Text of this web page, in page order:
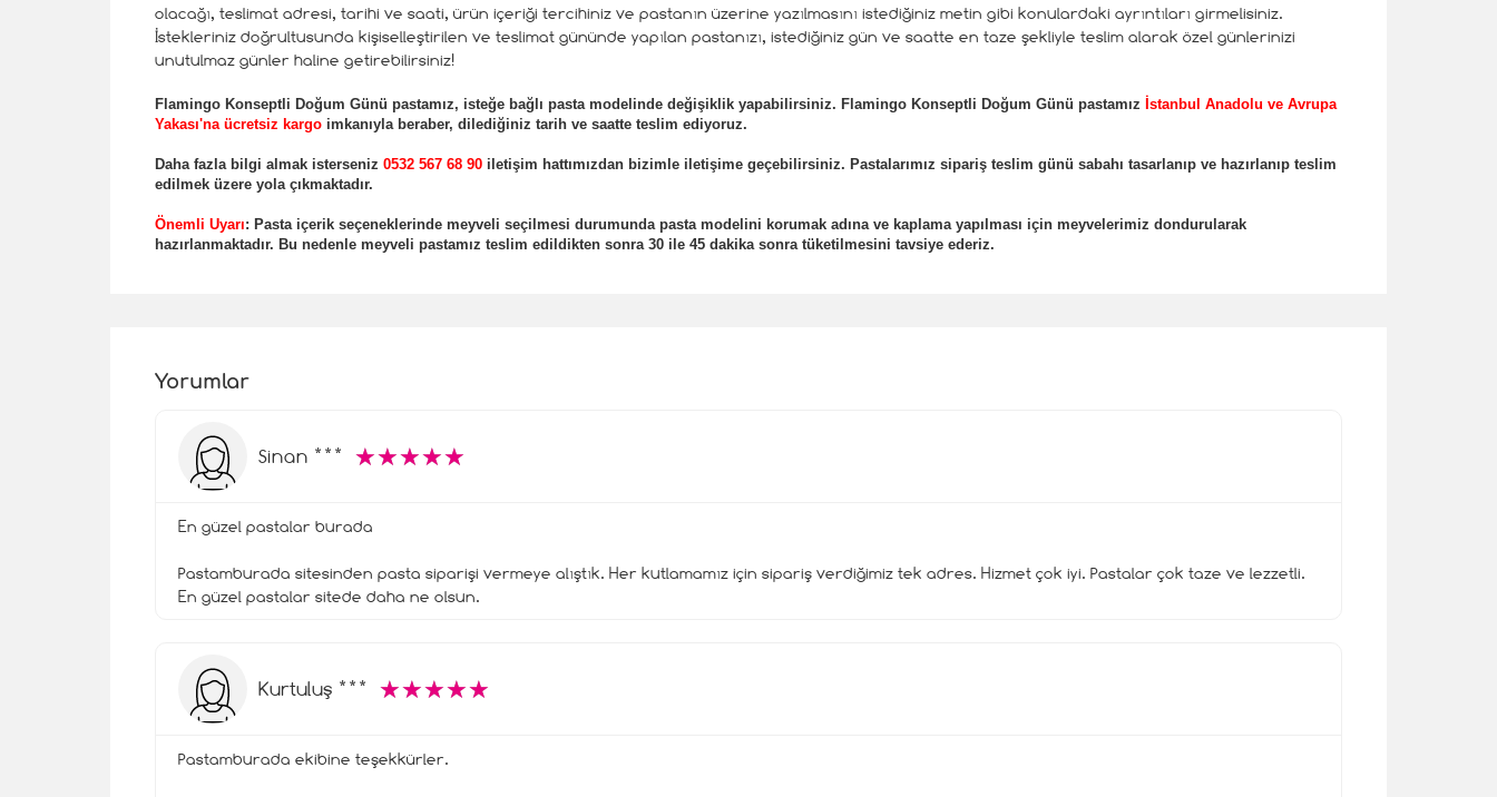
olacağı, teslimat adresi, tarihi ve saati, ürün içeriği tercihiniz ve pastanın üzerine yazılmasını istediğiniz metin gibi konulardaki ayrıntıları girmelisiniz.
İstekleriniz doğrultusunda kişiselleştirilen ve teslimat gününde yapılan pastanızı, istediğiniz gün ve saatte en taze şekliyle teslim alarak özel günlerinizi
unutulmaz günler haline getirebilirsiniz!
Flamingo Konseptli Doğum Günü pastamız, isteğe bağlı pasta modelinde değişiklik yapabilirsiniz. Flamingo Konseptli Doğum Günü pastamız İstanbul Anadolu ve Avrupa
Yakası'na ücretsiz kargo imkanıyla beraber, dilediğiniz tarih ve saatte teslim ediyoruz.
Daha fazla bilgi almak isterseniz 0532 567 68 90 iletişim hattımızdan bizimle iletişime geçebilirsiniz. Pastalarımız sipariş teslim günü sabahı tasarlanıp ve hazırlanıp teslim
edilmek üzere yola çıkmaktadır.
Önemli Uyarı: Pasta içerik seçeneklerinde meyveli seçilmesi durumunda pasta modelini korumak adına ve kaplama yapılması için meyvelerimiz dondurularak
hazırlanmaktadır. Bu nedenle meyveli pastamız teslim edildikten sonra 30 ile 45 dakika sonra tüketilmesini tavsiye ederiz.
Yorumlar
Sinan *** ☆☆☆☆☆
★★★★★
En güzel pastalar burada
Pastamburada sitesinden pasta siparişi vermeye alıştık. Her kutlamamız için sipariş verdiğimiz tek adres. Hizmet çok iyi. Pastalar çok taze ve lezzetli.
En güzel pastalar sitede daha ne olsun.
Kurtuluş *** ☆☆☆☆☆
★★★★★
Pastamburada ekibine teşekkürler.